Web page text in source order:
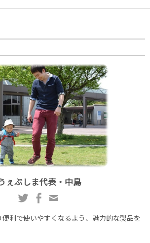
ぇぶしま代表・中島
利で使いやすくなるよう、魅力的な製品を